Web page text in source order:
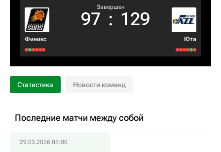
Финикс
Завершен
97 : 129
Юта
Статистика Новости команд
Последние матчи между собой
29.03.2026 05:00